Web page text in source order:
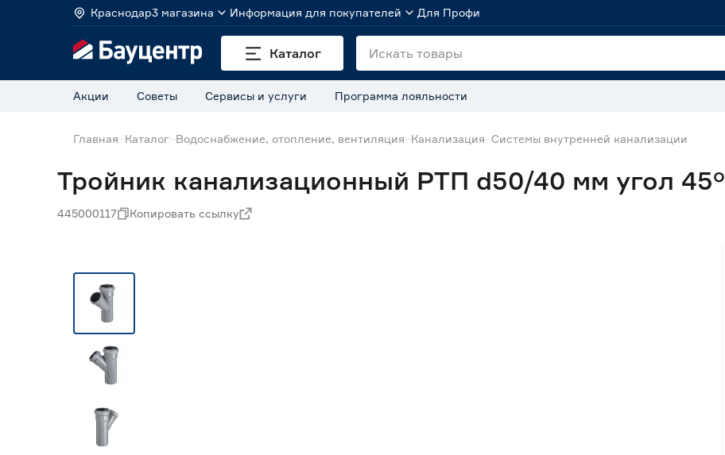
Краснодар3 магазина Информация для покупателей Для Профи
Каталог
Акции Советы Сервисы и услуги Программа лояльности
Главная Каталог Водоснабжение, отопление, вентиляция Канализация Системы внутренней канализации
Тройник канализационный РТП d50/40 мм угол 45°
445000117 Копировать ссылку